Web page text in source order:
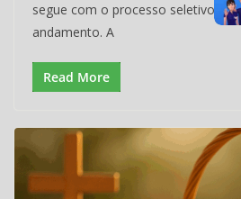
segue com o processo seletivo do
andamento. A
Read More